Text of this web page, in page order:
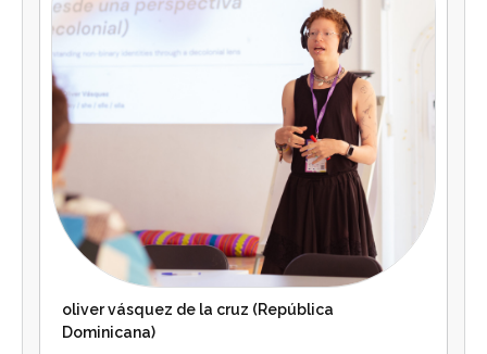
oliver vásquez de la cruz (República
Dominicana)